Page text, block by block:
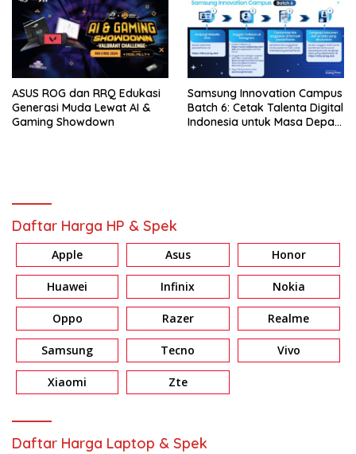
ASUS ROG dan RRQ Edukasi
Generasi Muda Lewat AI &
Gaming Showdown
Samsung Innovation Campus
Batch 6: Cetak Talenta Digital
Indonesia untuk Masa Depan
Daftar Harga HP & Spek
Apple Asus Honor
Huawei Infinix Nokia
Oppo Razer Realme
Samsung Tecno Vivo
Xiaomi Zte
Daftar Harga Laptop & Spek